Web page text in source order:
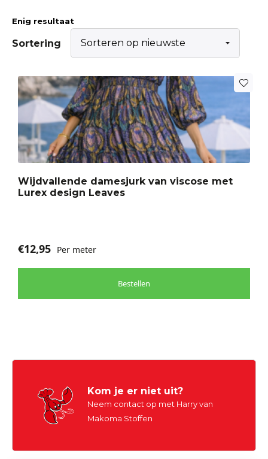
Enig resultaat
Sortering
Wijdvallende damesjurk van viscose met
Lurex design Leaves
€12,95 Per meter
Bestellen
Kom je er niet uit?
Neem contact op met Harry van
Makoma Stoffen